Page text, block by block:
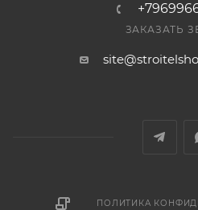
ЗАКАЗАТЬ
ПОЛИТИКА